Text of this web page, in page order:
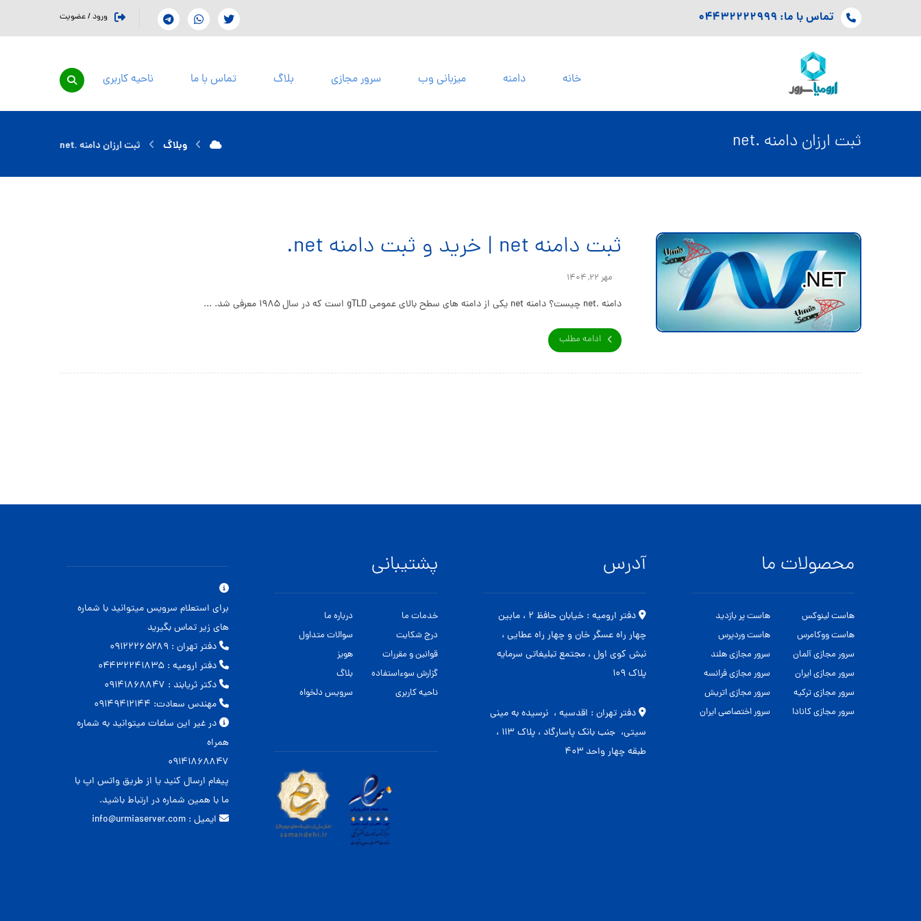
تماس با ما: ۰۴۴۳۲۲۲۲۹۹۹ ورود / عضویت
خانه دامنه میزبانی وب سرور مجازی بلاگ تماس با ما ناحیه کاربری
ثبت ارزان دامنه .net وبلاگ ثبت ارزان دامنه .net
ثبت دامنه net | خرید و ثبت دامنه net.
مهر ۲۲, ۱۴۰۴
دامنه .net چیست؟ دامنه net یکی از دامنه های سطح بالای عمومی gTLD است که در سال ۱۹۸۵ معرفی شد. ...
ادامه مطلب
محصولات ما
هاست لینوکس
هاست پر بازدید
هاست ووکامرس
هاست وردپرس
سرور مجازی آلمان
سرور مجازی هلند
سرور مجازی ایران
سرور مجازی فرانسه
سرور مجازی ترکیه
سرور مجازی اتریش
سرور مجازی کانادا
سرور اختصاصی ایران
آدرس
دفتر ارومیه : خیابان حافظ ۲ ، مابین
چهار راه عسگر خان و چهار راه عطایی ،
نبش کوی اول ، مجتمع تبلیغاتی سرمایه
پلاک ۱۰۹
دفتر تهران : اقدسیه ، نرسیده به مینی
سیتی، جنب بانک پاسارگاد ، پلاک ۱۱۳ ،
طبقه چهار واحد ۴۰۳
پشتیبانی
خدمات ما
درباره ما
درج شکایت
سوالات متداول
قوانین و مقررات
هویز
گزارش سوءاستفاده
بلاگ
ناحیه کاربری
سرویس دلخواه
برای استعلام سرویس میتوانید با شماره
های زیر تماس بگیرید
دفتر تهران : ۰۹۱۲۲۲۶۵۲۸۹
دفتر ارومیه : ۰۴۴۳۲۲۴۱۸۳۵
دکتر ثریابند : ۰۹۱۴۱۸۶۸۸۴۷
مهندس سعادت: ۰۹۱۴۹۴۱۲۱۴۴
در غیر این ساعات میتوانید به شماره
همراه
۰۹۱۴۱۸۶۸۸۴۷
پیغام ارسال کنید یا از طریق واتس اپ با
ما با همین شماره در ارتباط باشید.
ایمیل : info@urmiaserver.com